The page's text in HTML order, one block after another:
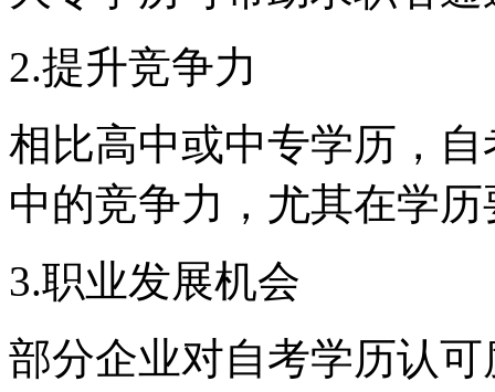
2.提升竞争力
相比高中或中专学历，
中的竞争力，尤其在学
3.职业发展机会
部分企业对自考学历认